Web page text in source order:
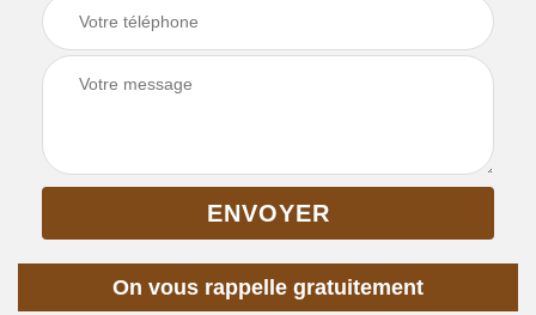
On vous rappelle gratuitement